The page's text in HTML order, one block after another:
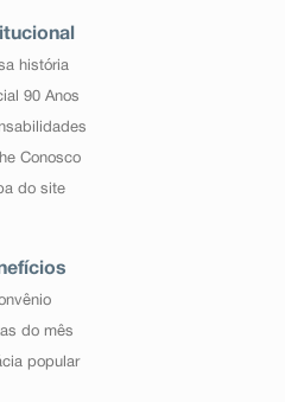
história
90 Anos
Conosco
do site
do mês
popular